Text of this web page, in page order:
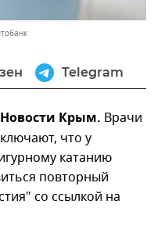
Telegram
Крым. Врачи
что у
катанию
повторный
со ссылкой на